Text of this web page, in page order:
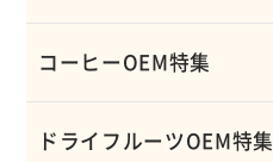
コーヒーOEM特集
ドライフルーツOEM特集